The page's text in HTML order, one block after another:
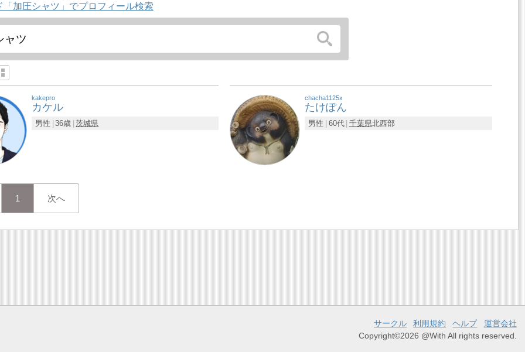
「加圧シャツ」でプロフィール検索
kakepro
カケル
男性 36歳 茨城県
chacha1125x
たけぽん
男性 60代 千葉県北西部
1 次へ
サークル 利用規約 ヘルプ
運営会社
Copyright©2026 @With All rights reserved.